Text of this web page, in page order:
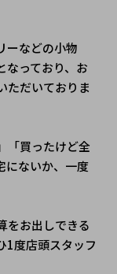
ーなどの小物
なっており、お
ただいておりま
「買ったけど全
にないか、一度
をお出しできる
1度店頭スタッフ